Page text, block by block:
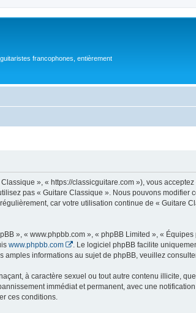
francophones, entièrement
», « https://classicguitare.com »), vous
pas « Guitare Classique ». Nous pouvons modifier
car votre utilisation continue de « Guitare
», « www.phpbb.com », « phpBB Limited », «
www.phpbb.com
. Le logiciel phpBB facilite
informations au sujet de phpBB, veuillez
à caractère sexuel ou tout autre contenu illicite,
immédiat et permanent, avec une
ces conditions.